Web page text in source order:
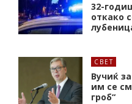
32-
откако
СВЕТ
Вучиќ
им се
гроб“